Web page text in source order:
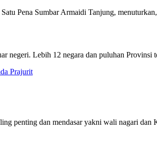
Pena Sumbar Armaidi Tanjung,
negeri. Lebih 12 negara dan puluhan Provinsi
Prajurit
penting dan mendasar yakni wali nagari